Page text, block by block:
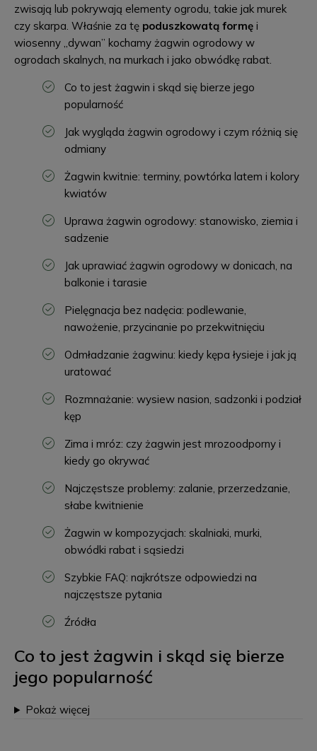
zwisają lub pokrywają elementy ogrodu, takie jak murek
czy skarpa. Właśnie za tę poduszkowatą formę i
wiosenny „dywan” kochamy żagwin ogrodowy w
ogrodach skalnych, na murkach i jako obwódkę rabat.
Co to jest żagwin i skąd się bierze jego
popularność
Jak wygląda żagwin ogrodowy i czym różnią się
odmiany
Żagwin kwitnie: terminy, powtórka latem i kolory
kwiatów
Uprawa żagwin ogrodowy: stanowisko, ziemia i
sadzenie
Jak uprawiać żagwin ogrodowy w donicach, na
balkonie i tarasie
Pielęgnacja bez nadęcia: podlewanie,
nawożenie, przycinanie po przekwitnięciu
Odmładzanie żagwinu: kiedy kępa łysieje i jak ją
uratować
Rozmnażanie: wysiew nasion, sadzonki i podział
kęp
Zima i mróz: czy żagwin jest mrozoodporny i
kiedy go okrywać
Najczęstsze problemy: zalanie, przerzedzanie,
słabe kwitnienie
Żagwin w kompozycjach: skalniaki, murki,
obwódki rabat i sąsiedzi
Szybkie FAQ: najkrótsze odpowiedzi na
najczęstsze pytania
Źródła
Co to jest żagwin i skąd się bierze
jego popularność
Pokaż więcej